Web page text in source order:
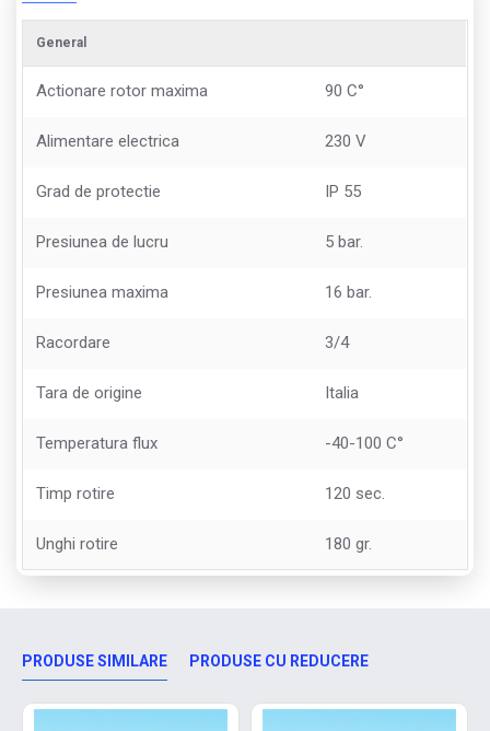
General
Actionare rotor maxima 90 C°
Alimentare electrica 230 V
Grad de protectie IP 55
Presiunea de lucru 5 bar.
Presiunea maxima 16 bar.
Racordare 3/4
Tara de origine Italia
Temperatura flux -40-100 C°
Timp rotire 120 sec.
Unghi rotire 180 gr.
PRODUSE SIMILARE PRODUSE CU REDUCERE